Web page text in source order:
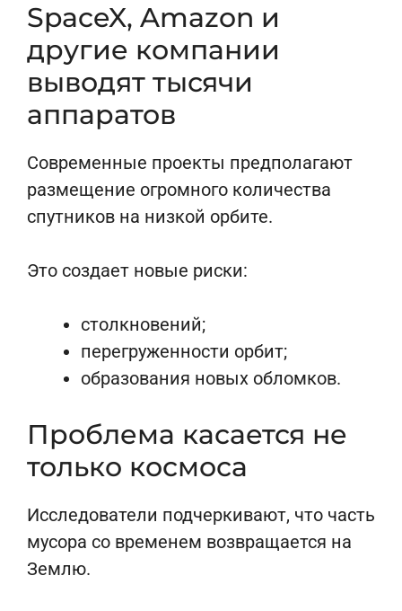
SpaceX, Amazon и
другие компании
выводят тысячи
аппаратов
Современные проекты предполагают
размещение огромного количества
спутников на низкой орбите.
Это создает новые риски:
столкновений;
перегруженности орбит;
образования новых обломков.
Проблема касается не
только космоса
Исследователи подчеркивают, что часть
мусора со временем возвращается на
Землю.